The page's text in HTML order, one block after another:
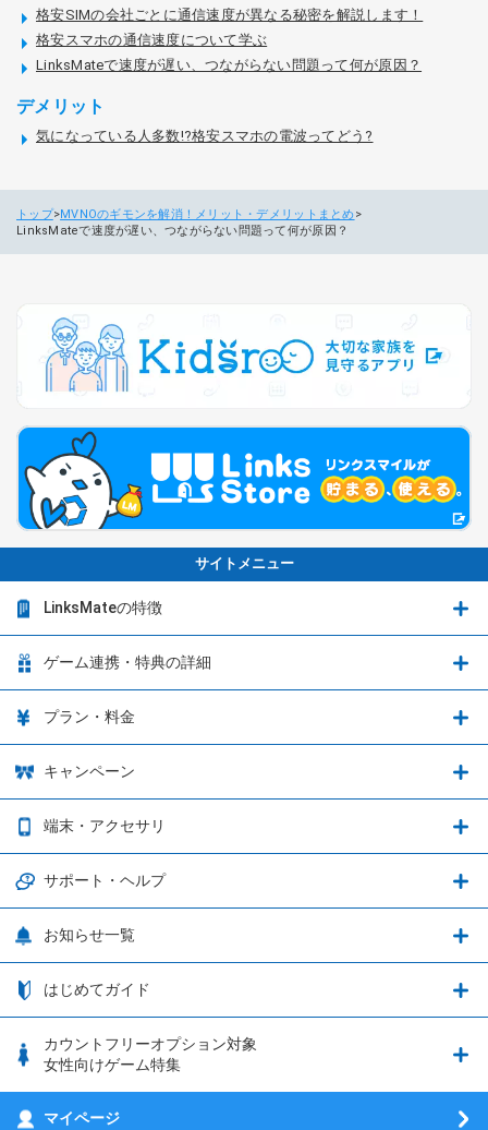
格安SIMの会社ごとに通信速度が異なる秘密を解説します！
格安スマホの通信速度について学ぶ
LinksMateで速度が遅い、つながらない問題って何が原因？
デメリット
気になっている人多数!?格安スマホの電波ってどう?
トップ
MVNOのギモンを解消！メリット・デメリットまとめ
LinksMateで速度が遅い、つながらない問題って何が原因？
サイトメニュー
LinksMateの特徴
LinksMateの特徴
音声通話料金がもっとオトクに
データ通信容量繰り越し
通信エリアと通信速度状況
つながる端末保証
フィルタリングアプリ
5G回線オプションについて
ゲーム連携・特典の詳細
ゲーム連携・特典の詳細
ブレイブソード×ブレイズソウル
ウマ娘 プリティーダービー
プリンセスコネクト！Re:Dive
釣り★スタ
ウマスクについて
プラン・料金
プラン・料金
3種類のSIMタイプ
日割り計算
キャンペーン
お得なキャンペーン実施中！
OPPO端末購入キャンペーン第5弾
端末・アクセサリ
端末・アクセサリ
iPhone利用について
動作確認済み端末一覧
サポート・ヘルプ
サポート・ヘルプ
nanoSIM･microSIM･通常SIMの初期設定方法
eSIMの初期設定方法
お知らせ一覧
お知らせ一覧
はじめてガイド
はじめてガイド
SIMサービスについて
カウントフリーオプション対象
女性向けゲーム特集
刀剣乱舞-ONLINE- Pocket
マイページ